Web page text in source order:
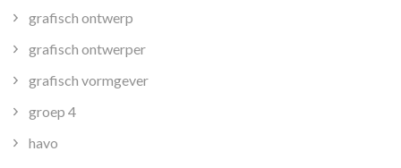
grafisch ontwerp
grafisch ontwerper
grafisch vormgever
groep 4
havo